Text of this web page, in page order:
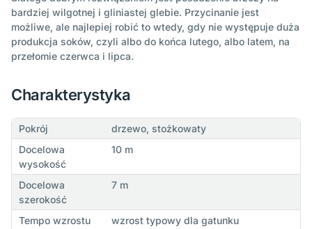
bardziej wilgotnej i gliniastej glebie. Przycinanie jest
możliwe, ale najlepiej robić to wtedy, gdy nie występuje duża
produkcja soków, czyli albo do końca lutego, albo latem, na
przełomie czerwca i lipca.
Charakterystyka
Pokrój
drzewo, stożkowaty
Docelowa
wysokość
10 m
Docelowa
szerokość
7 m
Tempo wzrostu
wzrost typowy dla gatunku